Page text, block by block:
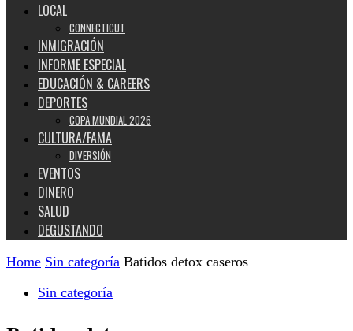
LOCAL
CONNECTICUT
INMIGRACIÓN
INFORME ESPECIAL
EDUCACIÓN & CAREERS
DEPORTES
COPA MUNDIAL 2026
CULTURA/FAMA
DIVERSIÓN
EVENTOS
DINERO
SALUD
DEGUSTANDO
Home Sin categoría Batidos detox caseros
Sin categoría